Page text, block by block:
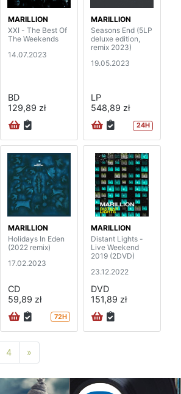
MARILLION
XXI - The Best Of
The Weekends
14.07.2023
BD
129,89 zł
MARILLION
Seasons End (5LP
deluxe edition,
remix 2023)
19.05.2023
LP
548,89 zł
24H
MARILLION
Holidays In Eden
(2022 remix)
17.02.2023
CD
59,89 zł
72H
MARILLION
Distant Lights -
Live Weekend
2019 (2DVD)
23.12.2022
DVD
151,89 zł
4 »